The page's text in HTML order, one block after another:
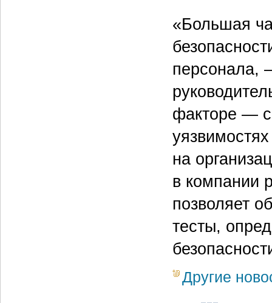
«Большая
персонала,
факторе —
на
в компании
позволяет
тесты,
Другие